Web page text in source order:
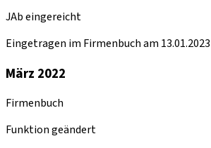
JAb eingereicht
Eingetragen im Firmenbuch am 13.01.2023
März 2022
Firmenbuch
Funktion geändert